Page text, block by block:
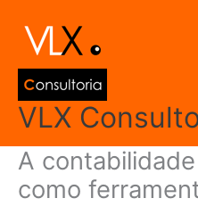
para
conteúdo
VLX
A
como